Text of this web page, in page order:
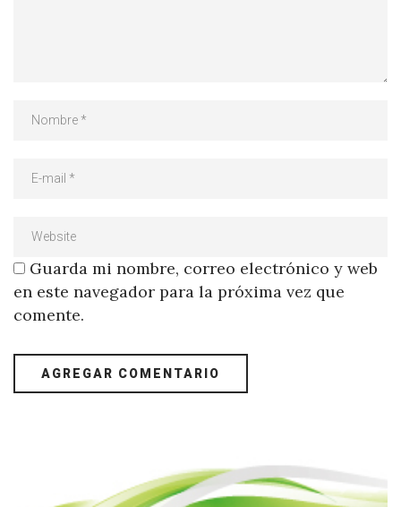
Guarda mi nombre, correo electrónico y web
en este navegador para la próxima vez que
comente.